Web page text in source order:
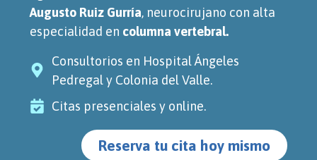
Augusto Ruiz Gurría, neurocirujano con alta
especialidad en columna vertebral.
Consultorios en Hospital Ángeles
Pedregal y Colonia del Valle.
Citas presenciales y online.
Reserva tu cita hoy mismo